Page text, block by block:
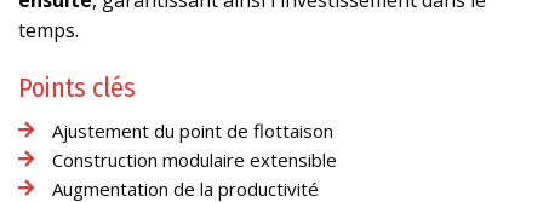
temps.
Points clés
Ajustement du point de flottaison
Construction modulaire extensible
Augmentation de la productivité